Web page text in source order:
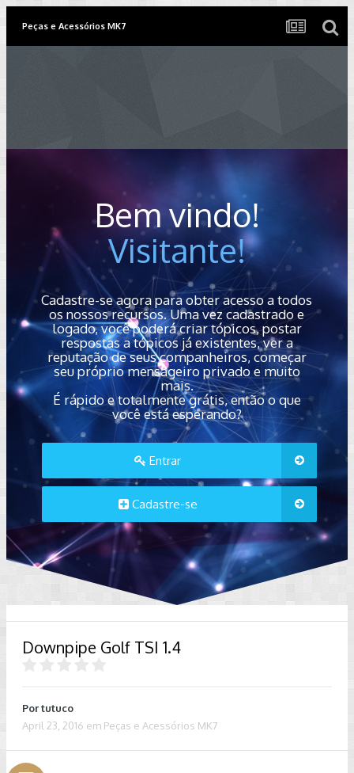
Peças e Acessórios MK7
Bem vindo!
Visitante!
Cadastre-se agora para obter acesso a todos
os nossos recursos. Uma vez cadastrado e
logado, você poderá criar tópicos, postar
respostas a tópicos já existentes, ver a
reputação de seus companheiros, começar
seu próprio mensageiro privado e muito
mais.
É rápido e totalmente grátis, então o que
você está esperando?
Entrar
Cadastre-se
Downpipe Golf TSI 1.4
Portutuco
April 23, 2016 em Peças e Acessórios MK7